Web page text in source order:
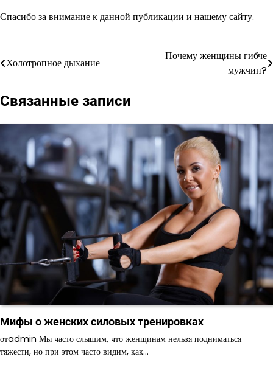
Спасибо за внимание к данной публикации и нашему сайту.
Навигация
записям
Холотропное дыхание
Почему женщины гибче
мужчин?
Связанные записи
Мифы о женских силовых тренировках
отadmin Мы часто слышим, что женщинам нельзя подниматься
тяжести, но при этом часто видим, как…